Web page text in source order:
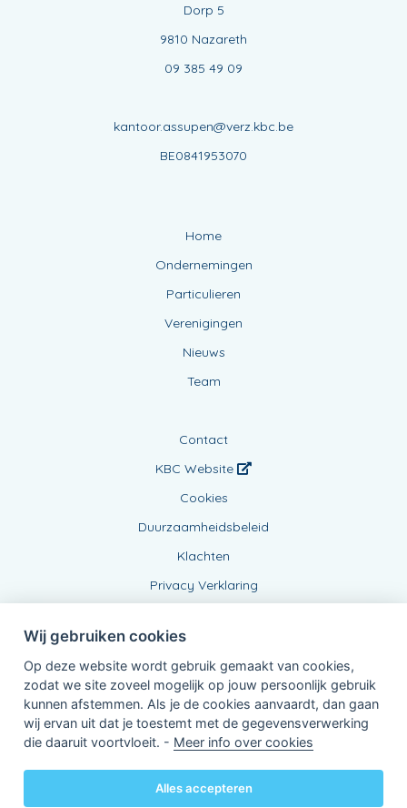
Dorp 5
9810 Nazareth
09 385 49 09
kantoor.assupen@verz.kbc.be
BE0841953070
Home
Ondernemingen
Particulieren
Verenigingen
Nieuws
Team
Contact
KBC Website
Cookies
Duurzaamheidsbeleid
Klachten
Privacy Verklaring
Verbonden Agent, BE0841953070
van KBC Verzekeringen nv
3000 Leuven - Belgie
BTW BE 0403.552.563 - RPR Leuven
Wij gebruiken cookies
Op deze website wordt gebruik gemaakt van cookies,
zodat we site zoveel mogelijk op jouw persoonlijk gebruik
kunnen afstemmen. Als je de cookies aanvaardt, dan gaan
wij ervan uit dat je toestemt met de gegevensverwerking
die daaruit voortvloeit. - Meer info over cookies
Alles accepteren